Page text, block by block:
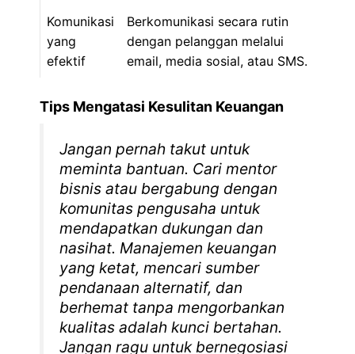
Komunikasi
yang
efektif
Berkomunikasi secara rutin
dengan pelanggan melalui
email, media sosial, atau SMS.
Tips Mengatasi Kesulitan Keuangan
Jangan pernah takut untuk
meminta bantuan. Cari mentor
bisnis atau bergabung dengan
komunitas pengusaha untuk
mendapatkan dukungan dan
nasihat. Manajemen keuangan
yang ketat, mencari sumber
pendanaan alternatif, dan
berhemat tanpa mengorbankan
kualitas adalah kunci bertahan.
Jangan ragu untuk bernegosiasi